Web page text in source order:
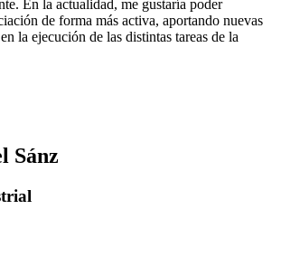
En la actualidad, me gustaría poder
de forma más activa, aportando nuevas
la ejecución de las distintas tareas de la
Sánz